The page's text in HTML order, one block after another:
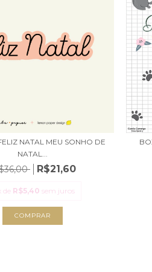
NATAL MEU SONHO DE
NATAL...
R$21,60
de R$5,40 sem juros